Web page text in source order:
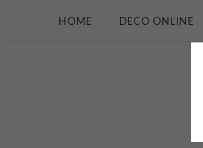
HOME DECO ONLINE